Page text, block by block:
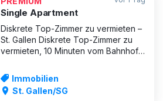
Single Apartment
Diskrete Top-Zimmer zu vermieten –
St. Gallen Diskrete Top-Zimmer zu
vermieten, 10 Minuten vom Bahnhof
Personen, die in privatem Ambiente
ein Zimmer zum Arbeiten und
Wohnen suchen. Zimmermiete
Immobilien
St. Gallen/SG